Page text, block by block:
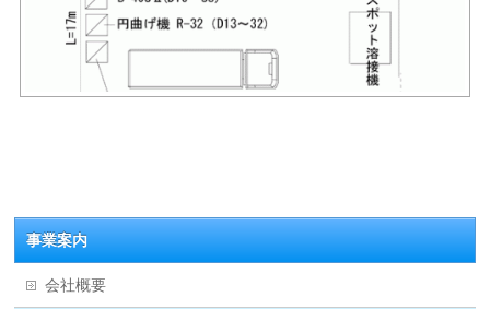
事業案内
会社概要